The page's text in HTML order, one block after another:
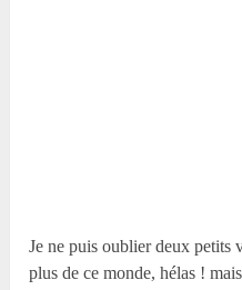
Je ne puis oublier deux petits
plus de ce monde, hélas !